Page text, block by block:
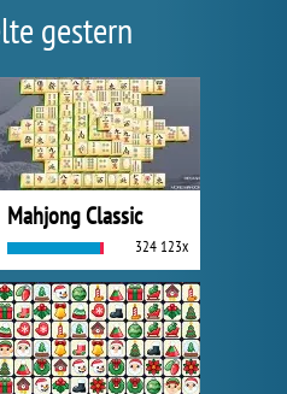
gestern
Mahjong Classic
324 123x